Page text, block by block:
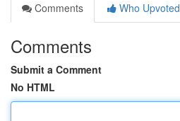
Comments
Who Upvoted
Comments
Submit a Comment
No HTML